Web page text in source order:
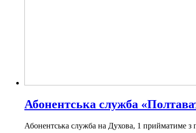
Абонентська служба
Абонентська служба на Духова, 1 прийматиме з